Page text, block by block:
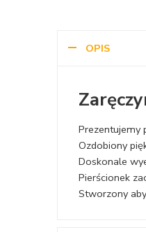
OPIS
Prezentujemy
Ozdobiony
Doskonale
Pierścionek
Stworzony